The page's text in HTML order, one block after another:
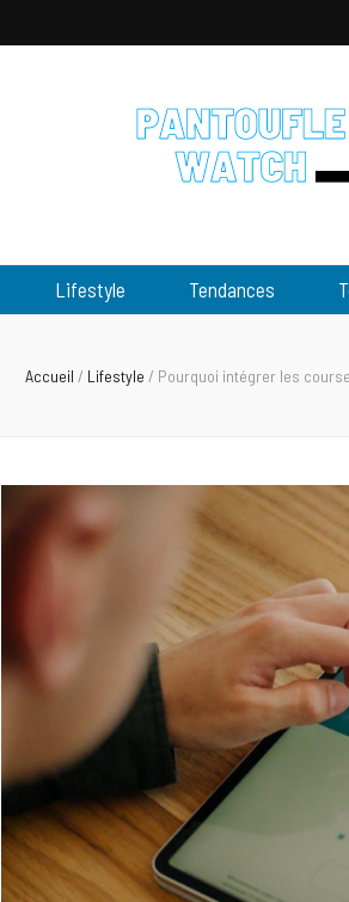
Lifestyle Tendances
Accueil / Lifestyle / Pourquoi intégrer les